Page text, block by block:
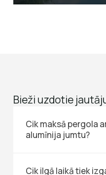
Bieži uzdotie
Cik maksā pergola
alumīnija jumtu?
Cik ilgā laikā tiek